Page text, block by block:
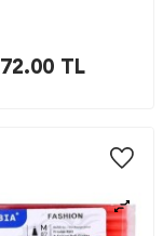
72.00TL